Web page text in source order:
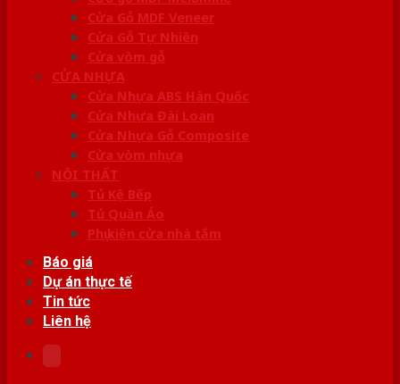
Cửa Gỗ MDF Veneer
Cửa Gỗ Tự Nhiên
Cửa vòm gỗ
CỬA NHỰA
Cửa Nhựa ABS Hàn Quốc
Cửa Nhựa Đài Loan
Cửa Nhựa Gỗ Composite
Cửa vòm nhựa
NỘI THẤT
Tủ Kệ Bếp
Tủ Quần Áo
Phụ kiện cửa nhà tắm
Báo giá
Dự án thực tế
Tin tức
Liên hệ